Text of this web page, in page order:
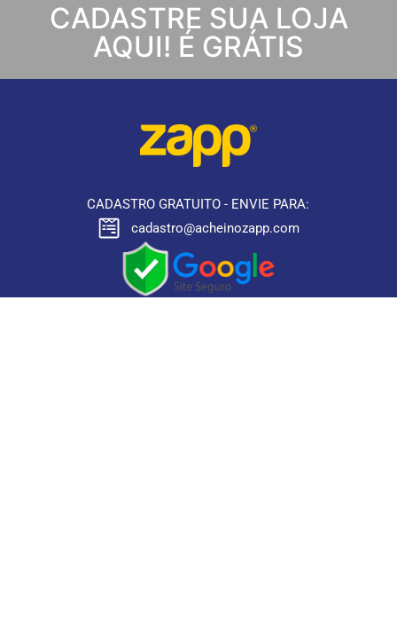
CADASTRE SUA LOJA
AQUI! É GRÁTIS
CADASTRO GRATUITO - ENVIE PARA:
cadastro@acheinozapp.com